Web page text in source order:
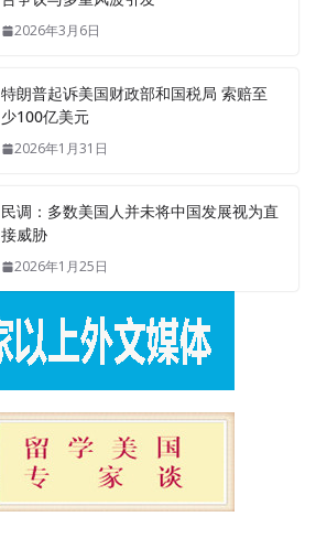
2026年3月6日
特朗普起诉美国财政部和国税局 索赔至
少100亿美元
2026年1月31日
民调：多数美国人并未将中国发展视为直
接威胁
2026年1月25日